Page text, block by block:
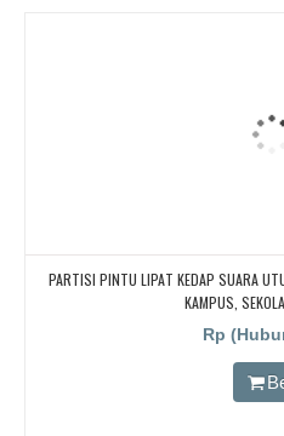
PARTISI PINTU LIPAT KEDAP SUARA
KAMPUS,
Rp